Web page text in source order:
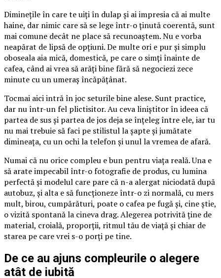
Diminețile în care te uiți în dulap și ai impresia că ai multe
haine, dar nimic care să se lege într-o ținută coerentă, sunt
mai comune decât ne place să recunoaștem. Nu e vorba
neapărat de lipsă de opțiuni. De multe ori e pur și simplu
oboseala aia mică, domestică, pe care o simți înainte de
cafea, când ai vrea să arăți bine fără să negociezi zece
minute cu un umeraș încăpățânat.
Tocmai aici intră în joc seturile bine alese. Sunt practice,
dar nu într-un fel plictisitor. Au ceva liniștitor în ideea că
partea de sus și partea de jos deja se înțeleg între ele, iar tu
nu mai trebuie să faci pe stilistul la șapte și jumătate
dimineața, cu un ochi la telefon și unul la vremea de afară.
Numai că nu orice compleu e bun pentru viața reală. Una e
să arate impecabil într-o fotografie de produs, cu lumina
perfectă și modelul care pare că n-a alergat niciodată după
autobuz, și alta e să funcționeze într-o zi normală, cu mers
mult, birou, cumpărături, poate o cafea pe fugă și, cine știe,
o vizită spontană la cineva drag. Alegerea potrivită ține de
material, croială, proporții, ritmul tău de viață și chiar de
starea pe care vrei s-o porți pe tine.
De ce au ajuns compleurile o alegere
atât de iubită